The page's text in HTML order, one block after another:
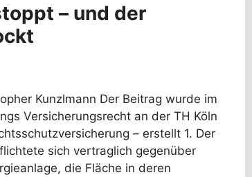
– und der
Kunzlmann Der Beitrag wurde im
Versicherungsrecht an der TH Köln
– erstellt 1. Der
sich vertraglich gegenüber
die Fläche in deren